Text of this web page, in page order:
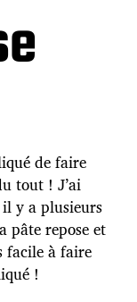
de faire
tout ! J’ai
y a plusieurs
pâte repose et
facile à faire
!